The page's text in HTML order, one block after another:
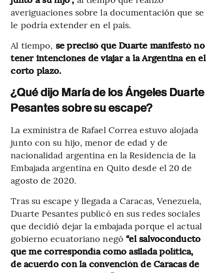
averiguaciones sobre la documentación que se
le podría extender en el país.
Al tiempo, se precisó que Duarte manifestó no
tener intenciones de viajar a la Argentina en el
corto plazo.
¿Qué dijo María de los Ángeles Duarte
Pesantes sobre su escape?
La exministra de Rafael Correa estuvo alojada
junto con su hijo, menor de edad y de
nacionalidad argentina en la Residencia de la
Embajada argentina en Quito desde el 20 de
agosto de 2020.
Tras su escape y llegada a Caracas, Venezuela,
Duarte Pesantes publicó en sus redes sociales
que decidió dejar la embajada porque el actual
gobierno ecuatoriano negó “el salvoconducto
que me correspondía como asilada política,
de acuerdo con la convención de Caracas de